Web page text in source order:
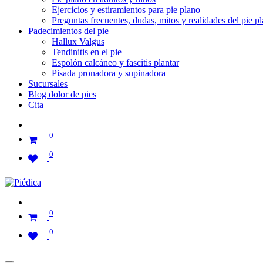
Ejercicios y estiramientos para pie plano
Preguntas frecuentes, dudas, mitos y realidades del pie
Padecimientos del pie
Hallux Valgus
Tendinitis en el pie
Espolón calcáneo y fascitis plantar
Pisada pronadora y supinadora
Sucursales
Blog dolor de pies
Cita
0
0
0
0